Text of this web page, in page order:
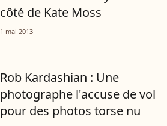
côté de Kate Moss
1 mai 2013
Rob Kardashian : Une
photographe l'accuse de vol
pour des photos torse nu